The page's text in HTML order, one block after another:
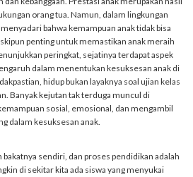
orang tua. Namun, dalam lingkungan
bahwa kemampuan anak tidak bisa
penting untuk memastikan anak meraih
peringkat, sejatinya terdapat aspek
dalam menentukan kesuksesan anak di
hidup bukan layaknya soal ujian kelas
Banyak kejutan tak terduga muncul di
sosial, emosional, dan mengambil
dalam kesuksesan anak.
sendiri, dan proses pendidikan adalah
di sekitar kita ada siswa yang menyukai